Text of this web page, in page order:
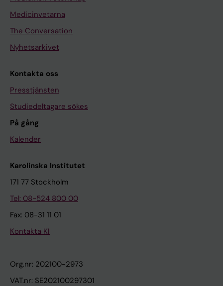
Medicinvetarna
The Conversation
Nyhetsarkivet
Kontakta oss
Presstjänsten
Studiedeltagare sökes
På gång
Kalender
Karolinska Institutet
171 77 Stockholm
Tel: 08-524 800 00
Fax: 08-31 11 01
Kontakta KI
Org.nr: 202100-2973
VAT.nr: SE202100297301